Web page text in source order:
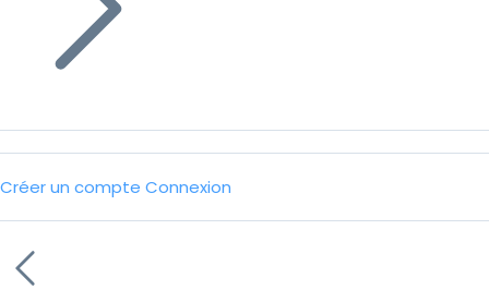
Créer un compte Connexion